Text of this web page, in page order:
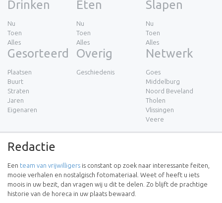
Drinken
Nu
Toen
Alles
Eten
Nu
Toen
Alles
Slapen
Nu
Toen
Alles
Gesorteerd
Plaatsen
Buurt
Straten
Jaren
Eigenaren
Overig
Geschiedenis
Netwerk
Goes
Middelburg
Noord Beveland
Tholen
Vlissingen
Veere
Redactie
Een team van vrijwilligers is constant op zoek naar interessante feiten,
mooie verhalen en nostalgisch fotomateriaal. Weet of heeft u iets
moois in uw bezit, dan vragen wij u dit te delen. Zo blijft de prachtige
historie van de horeca in uw plaats bewaard.